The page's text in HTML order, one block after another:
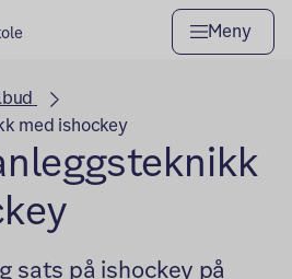
Meny
med ishockey
sats på ishockey på